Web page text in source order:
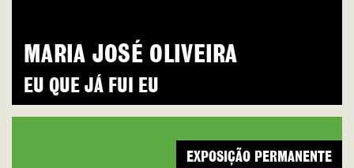
MARIA JOSÉ OLIVEIRA
EU QUE JÁ FUI EU
EXPOSIÇÃO PERMANENTE